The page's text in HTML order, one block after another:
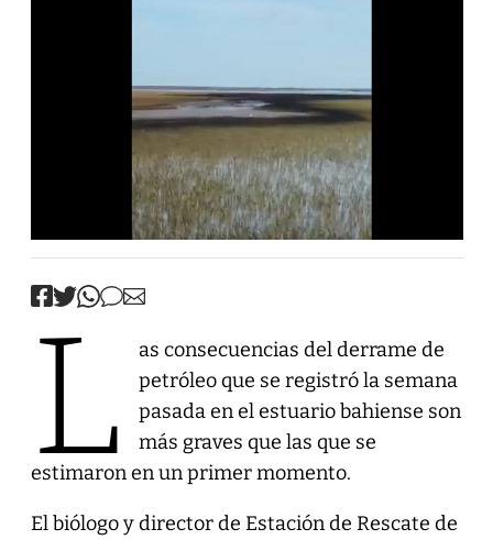
L
as consecuencias del derrame de
petróleo que se registró la semana
pasada en el estuario bahiense son
más graves que las que se
estimaron en un primer momento.
El biólogo y director de Estación de Rescate de